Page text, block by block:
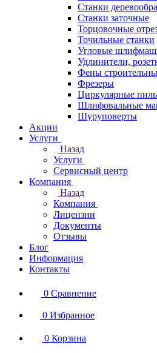
Станки
Станки заточные
Торцовочные
Точильные станки
Угловые
Удлинители,
Фены
Фрезеры
Циркулярные
Шлифовальные
Шуруповерты
Акции
Услуги
Назад
Услуги
Сервисный центр
Компания
Назад
Компания
Лицензии
Документы
Отзывы
Блог
Информация
Контакты
0 Сравнение
0 Избранное
0 Корзина